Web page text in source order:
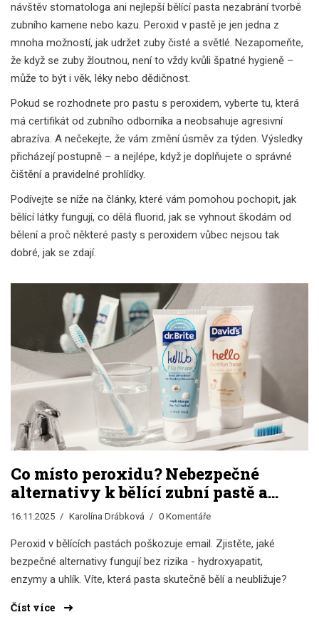
návštěv stomatologa ani nejlepší bělící pasta nezabrání tvorbě
zubního kamene nebo kazu. Peroxid v pastě je jen jedna z
mnoha možností, jak udržet zuby čisté a světlé. Nezapomeňte,
že když se zuby žloutnou, není to vždy kvůli špatné hygieně –
může to být i věk, léky nebo dědičnost.
Pokud se rozhodnete pro pastu s peroxidem, vyberte tu, která
má certifikát od zubního odborníka a neobsahuje agresivní
abrazíva. A nečekejte, že vám změní úsměv za týden. Výsledky
přicházejí postupně – a nejlépe, když je doplňujete o správné
čištění a pravidelné prohlídky.
Podívejte se níže na články, které vám pomohou pochopit, jak
bělící látky fungují, co dělá fluorid, jak se vyhnout škodám od
bělení a proč některé pasty s peroxidem vůbec nejsou tak
dobré, jak se zdají.
Co místo peroxidu? Nebezpečné
alternativy k bělící zubní pastě a
jaké skutečně fungují
16.11.2025 Karolína Drábková 0 Komentáře
Peroxid v bělících pastách poškozuje email. Zjistěte, jaké
bezpečné alternativy fungují bez rizika - hydroxyapatit,
enzymy a uhlík. Víte, která pasta skutečně bělí a neubližuje?
Číst více